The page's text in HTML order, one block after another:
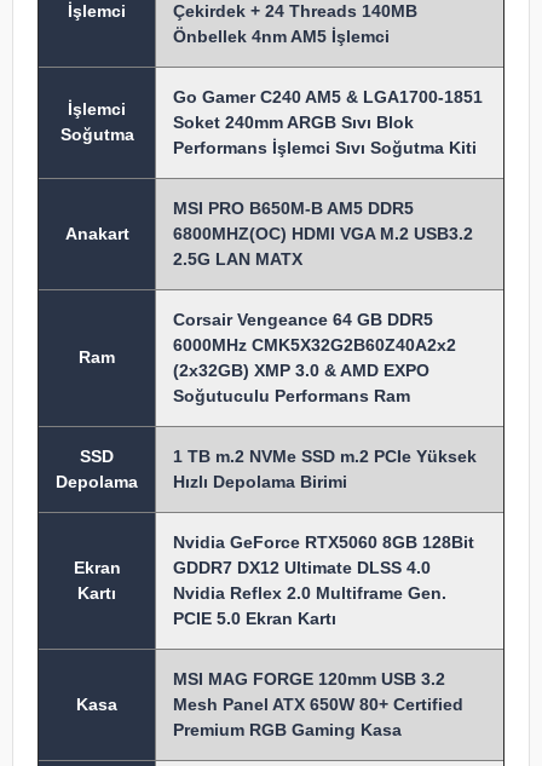
İşlemci
Çekirdek + 24 Threads 140MB
Önbellek 4nm AM5 İşlemci
İşlemci
Soğutma
Go Gamer C240 AM5 & LGA1700-1851
Soket 240mm ARGB Sıvı Blok
Performans İşlemci Sıvı Soğutma Kiti
Anakart
MSI PRO B650M-B AM5 DDR5
6800MHZ(OC) HDMI VGA M.2 USB3.2
2.5G LAN MATX
Ram
Corsair Vengeance 64 GB DDR5
6000MHz CMK5X32G2B60Z40A2x2
(2x32GB) XMP 3.0 & AMD EXPO
Soğutuculu Performans Ram
SSD
Depolama
1 TB m.2 NVMe SSD m.2 PCIe Yüksek
Hızlı Depolama Birimi
Ekran
Kartı
Nvidia GeForce RTX5060 8GB 128Bit
GDDR7 DX12 Ultimate DLSS 4.0
Nvidia Reflex 2.0 Multiframe Gen.
PCIE 5.0 Ekran Kartı
Kasa
MSI MAG FORGE 120mm USB 3.2
Mesh Panel ATX 650W 80+ Certified
Premium RGB Gaming Kasa